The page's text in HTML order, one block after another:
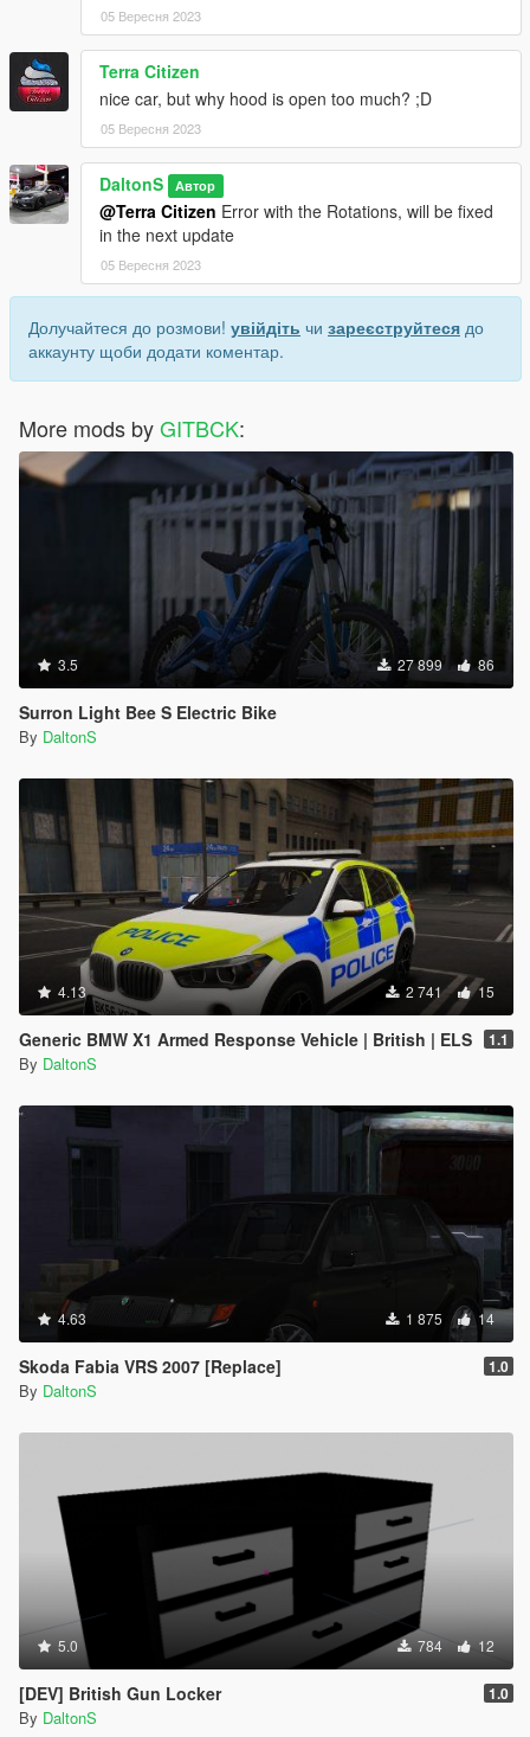
05 Вересня 2023
Terra Citizen
nice car, but why hood is open too much? ;D
05 Вересня 2023
DaltonS Автор
@Terra Citizen Error with the Rotations, will be fixed
in the next update
05 Вересня 2023
Долучайтеся до розмови! увійдіть чи зареєструйтеся до
аккаунту щоби додати коментар.
More mods byGITBCK:
3.5 27 899 86
Surron Light Bee S Electric Bike
By DaltonS
4.13 2 741 15
Generic BMW X1 Armed Response Vehicle | British | ELS 1.1
By DaltonS
4.63 1 875 14
Skoda Fabia VRS 2007 [Replace] 1.0
By DaltonS
5.0 784 12
[DEV] British Gun Locker 1.0
By DaltonS